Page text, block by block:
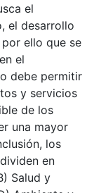
el
el desarrollo
ello que se
el
debe permitir
y servicios
de los
una mayor
los
en
Salud y